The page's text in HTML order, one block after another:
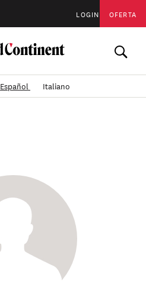
LOGIN OFERTA
Español Italiano